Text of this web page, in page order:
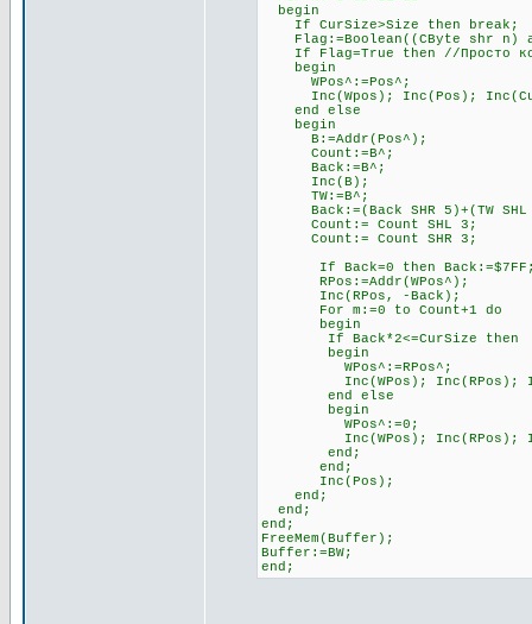
begin
If CurSize>Size then break;
Flag:=Boolean((CByte shr n)
If Flag=True then //Просто
begin
WPos^:=Pos^;
Inc(Wpos); Inc(Pos);
end else
begin
B:=Addr(Pos^);
Count:=B^;
Back:=B^;
Inc(B);
TW:=B^;
Back:=(Back SHR 5)+(TW
Count:= Count SHL 3;
Count:= Count SHR 3;
If Back=0 then
RPos:=Addr(WPos^);
Inc(RPos, -Back);
For m:=0 to Count+1 do
begin
If Back*2<=CurSize then
begin
WPos^:=RPos^;
Inc(WPos); Inc(RPos);
end else
begin
WPos^:=0;
Inc(WPos); Inc(RPos);
end;
end;
Inc(Pos);
end;
end;
end;
FreeMem(Buffer);
Buffer:=BW;
end;